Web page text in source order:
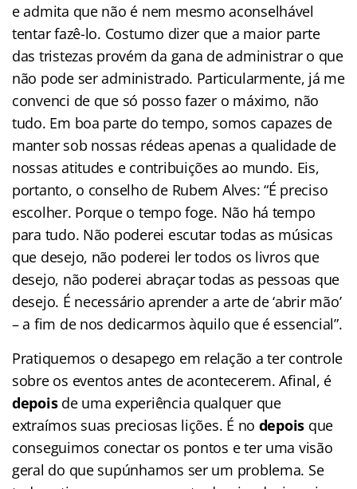
e admita que não é nem mesmo aconselhável
tentar fazê-lo. Costumo dizer que a maior parte
das tristezas provém da gana de administrar o que
não pode ser administrado. Particularmente, já me
convenci de que só posso fazer o máximo, não
tudo. Em boa parte do tempo, somos capazes de
manter sob nossas rédeas apenas a qualidade de
nossas atitudes e contribuições ao mundo. Eis,
portanto, o conselho de Rubem Alves: “É preciso
escolher. Porque o tempo foge. Não há tempo
para tudo. Não poderei escutar todas as músicas
que desejo, não poderei ler todos os livros que
desejo, não poderei abraçar todas as pessoas que
desejo. É necessário aprender a arte de ‘abrir mão’
– a fim de nos dedicarmos àquilo que é essencial”.
Pratiquemos o desapego em relação a ter controle
sobre os eventos antes de acontecerem. Afinal, é
depoisde uma experiência qualquer que
extraímos suas preciosas lições. É no depois que
conseguimos conectar os pontos e ter uma visão
geral do que supúnhamos ser um problema. Se